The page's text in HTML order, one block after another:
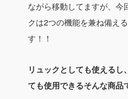
ながら移動してますが、今
クは2つの機能を兼ね備え
す！！
リュックとしても使えるし
ても使用できるそんな商品